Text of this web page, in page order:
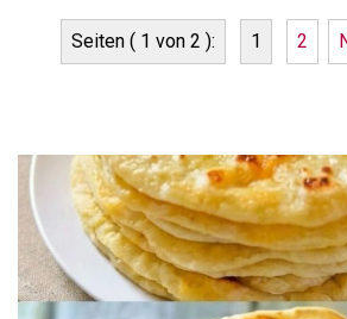
Seiten ( 1 von 2 ): 1 2